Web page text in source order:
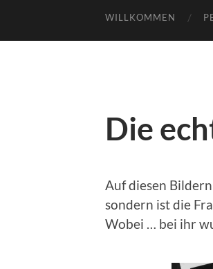
WILLKOMMEN
Die
Auf diesen
sondern ist die
Wobei … bei ihr